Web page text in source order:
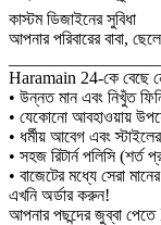
কাস্টম ডিজাইনের সুবিধা
আপনার পরিবারের বাবা,
Haramain 24-কে বেছে
• উন্নত মান এবং নিখুঁত
• যেকোনো আবহাওয়ায়
• ধর্মীয় আবেগ এবং
• সহজ রিটার্ন পলিসি (শর্ত
• বাজেটের মধ্যে সেরা
এখনি অর্ডার করুন!
আপনার পছন্দের জুব্বা